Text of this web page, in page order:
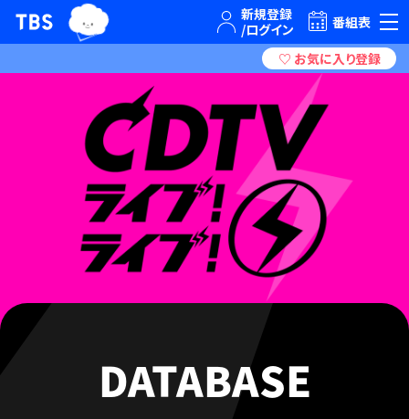
TBSテレビ｜ときめくときを。
TBSグループキャラクター『ワクティ』番組表
DATABASE